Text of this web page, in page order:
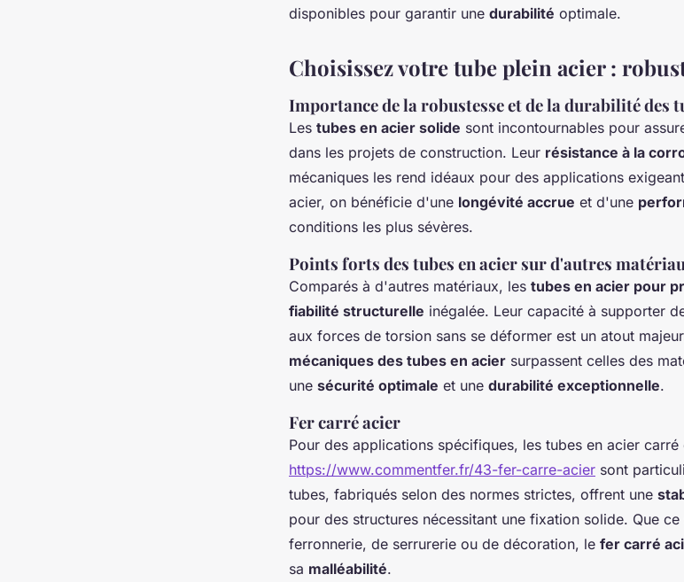
disponibles pour garantir une durabilité optimale.
Choisissez votre tube plein acier :
Importance de la robustesse et de la durabilité des
Les tubes en acier solide sont incontournables pour
dans les projets de construction. Leur résistance à la
mécaniques les rend idéaux pour des applications
acier, on bénéficie d'une longévité accrue et d'une
conditions les plus sévères.
Points forts des tubes en acier sur d'autres
Comparés à d'autres matériaux, les tubes en acier pour
fiabilité structurelle inégalée. Leur capacité à supporter
aux forces de torsion sans se déformer est un atout
mécaniques des tubes en acier surpassent celles des
une sécurité optimale et une durabilité exceptionnelle.
Fer carré acier
Pour des applications spécifiques, les tubes en acier
https://www.commentfer.fr/43-fer-carre-acier sont
tubes, fabriqués selon des normes strictes, offrent une
pour des structures nécessitant une fixation solide. Que
ferronnerie, de serrurerie ou de décoration, le fer carré
sa malléabilité.